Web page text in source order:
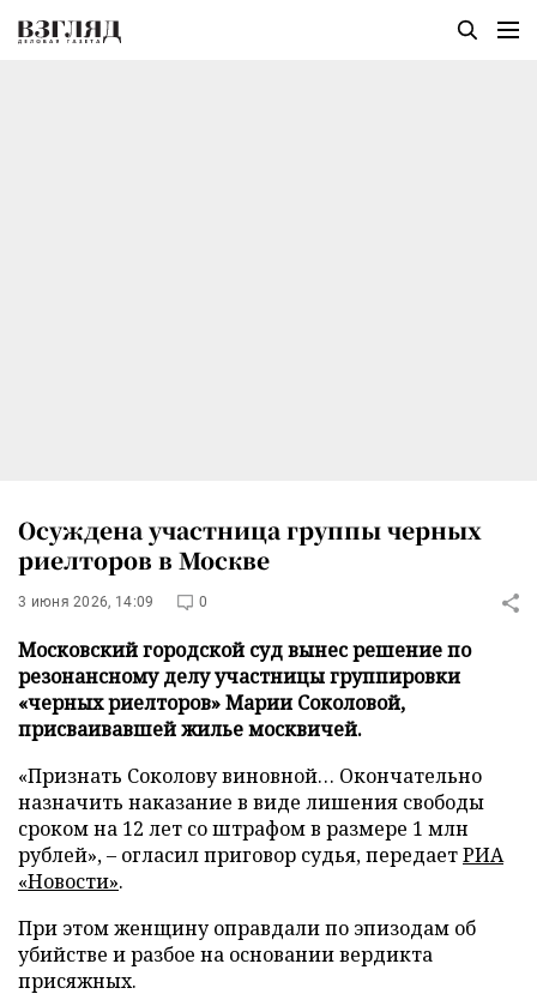
Осуждена участница группы черных
риелторов в Москве
3 июня 2026, 14:09 0
Московский городской суд вынес решение по
резонансному делу участницы группировки
«черных риелторов» Марии Соколовой,
присваивавшей жилье москвичей.
«Признать Соколову виновной… Окончательно
назначить наказание в виде лишения свободы
сроком на 12 лет со штрафом в размере 1 млн
рублей», – огласил приговор судья, передаетРИА
«Новости».
При этом женщину оправдали по эпизодам об
убийстве и разбое на основании вердикта
присяжных.